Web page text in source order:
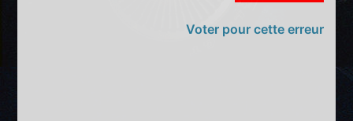
Voter pour cette erreur